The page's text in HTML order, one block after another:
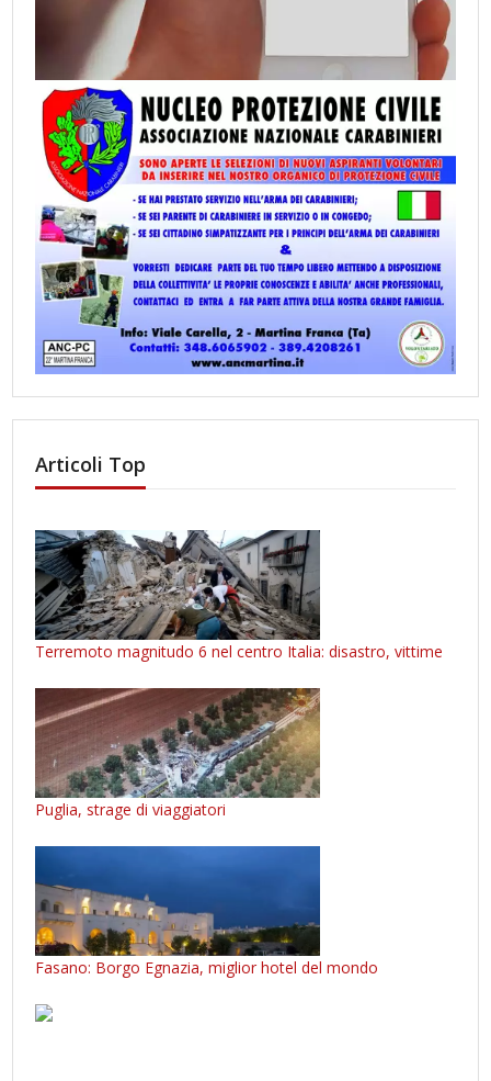
Articoli Top
Terremoto magnitudo 6 nel centro Italia: disastro, vittime
Puglia, strage di viaggiatori
Fasano: Borgo Egnazia, miglior hotel del mondo